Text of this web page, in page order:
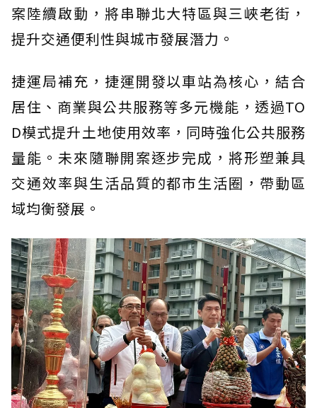
案陸續啟動，將串聯北大特區與三峽老街，
提升交通便利性與城市發展潛力。
捷運局補充，捷運開發以車站為核心，結合
居住、商業與公共服務等多元機能，透過TO
D模式提升土地使用效率，同時強化公共服務
量能。未來隨聯開案逐步完成，將形塑兼具
交通效率與生活品質的都市生活圈，帶動區
域均衡發展。